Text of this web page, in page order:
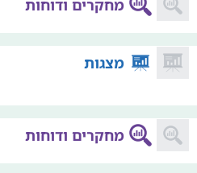
מחקרים ודוחות
מצגות
מחקרים ודוחות